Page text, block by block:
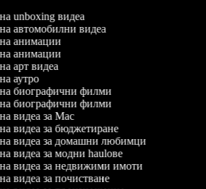
на unboxing видеа
на автомобилни видеа
на анимации
на анимации
арт видеа
аутро
на биографични филми
на биографични филми
на видеа за Mac
на видеа за бюджетиране
на видеа за домашни любимци
на видеа за модни haulове
на видеа за недвижими имоти
на видеа за почистване